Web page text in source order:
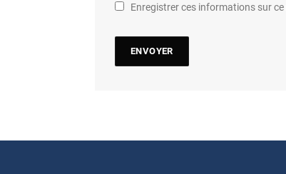
Enregistrer ces informations sur